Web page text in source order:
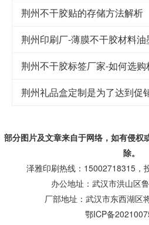
荆州不干胶贴的存储方法解析
荆州印刷厂-薄膜不干胶材料油
荆州不干胶标签厂家-如何选购
荆州礼品盒定制是为了达到促
部分图片及文章来自于网络，如有侵权
除。
泽雅印刷热线：15002718315，
办公地址：武汉市洪山区
厂部地址：武汉市东西湖区
鄂ICP备